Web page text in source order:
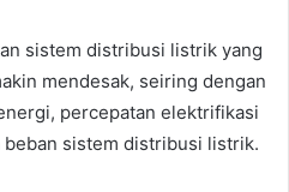
sistem distribusi listrik yang
mendesak, seiring dengan
percepatan elektrifikasi
sistem distribusi listrik.